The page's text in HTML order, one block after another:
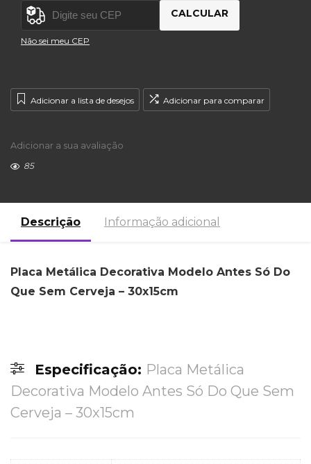
CALCULAR
Não sei meu CEP
Adicionar a lista de desejos Adicionar para comparar
Adicionar a sua avaliação
85
Descrição Informação adicional
Placa Metálica Decorativa Modelo Antes Só Do
Que Sem Cerveja – 30x15cm
Especificação: Placa Metálica
Decorativa Modelo Antes Só Do Que Sem
Cerveja – 30x15cm